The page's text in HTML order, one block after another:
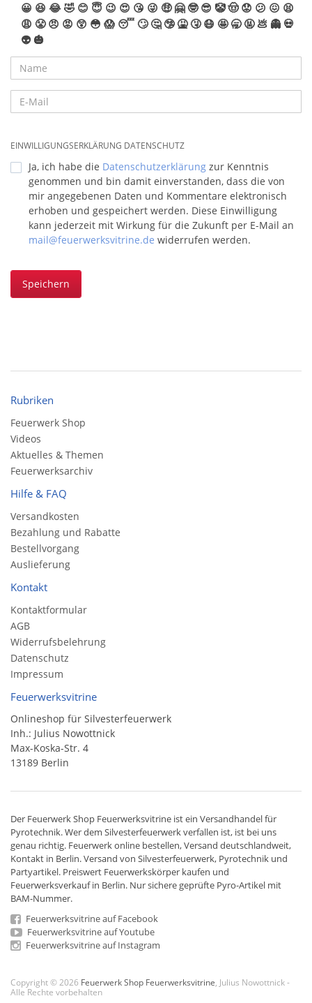
😀 😆 😂🤣 😊 😇 😉 😍 😘 😜 🤑 🤗 🤓 😎 🤡🤠 😟 😕 😖 😫
😩 😤 😠 😡 😲 😳 😱 😴 🙄 🤔 🤥 🤮 🤧 😷 🤩 🥱 🤬 💩 👻 💀
👽 🎃
EINWILLIGUNGSERKLÄRUNG DATENSCHUTZ
Ja, ich habe die Datenschutzerklärung zur Kenntnis
genommen und bin damit einverstanden, dass die von
mir angegebenen Daten und Kommentare elektronisch
erhoben und gespeichert werden. Diese Einwilligung
kann jederzeit mit Wirkung für die Zukunft per E-Mail an
mail@feuerwerksvitrine.de widerrufen werden.
Speichern
Rubriken
Feuerwerk Shop
Videos
Aktuelles & Themen
Feuerwerksarchiv
Hilfe & FAQ
Versandkosten
Bezahlung und Rabatte
Bestellvorgang
Auslieferung
Kontakt
Kontaktformular
AGB
Widerrufsbelehrung
Datenschutz
Impressum
Feuerwerksvitrine
Onlineshop für Silvesterfeuerwerk
Inh.: Julius Nowottnick
Max-Koska-Str. 4
13189 Berlin
Der Feuerwerk Shop Feuerwerksvitrine ist ein Versandhandelfür
Pyrotechnik. Wer dem Silvesterfeuerwerk verfallen ist, ist bei uns
genau richtig. Feuerwerk online bestellen,Versand deutschlandweit,
Kontakt in Berlin. Versand von Silvesterfeuerwerk, Pyrotechnik und
Partyartikel. Preiswert Feuerwerkskörper kaufen und
Feuerwerksverkauf in Berlin. Nur sichere geprüfte Pyro-Artikel mit
BAM-Nummer.
Feuerwerksvitrine auf Facebook
Feuerwerksvitrine auf Youtube
Feuerwerksvitrine auf Instagram
Copyright © 2026 Feuerwerk Shop Feuerwerksvitrine , Julius Nowottnick -
Alle Rechte vorbehalten